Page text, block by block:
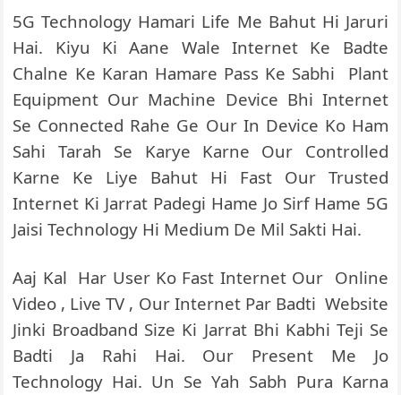
5G Technology Hamari Life Me Bahut Hi Jaruri
Hai. Kiyu Ki Aane Wale Internet Ke Badte
Chalne Ke Karan Hamare Pass Ke Sabhi Plant
Equipment Our Machine Device Bhi Internet
Se Connected Rahe Ge Our In Device Ko Ham
Sahi Tarah Se Karye Karne Our Controlled
Karne Ke Liye Bahut Hi Fast Our Trusted
Internet Ki Jarrat Padegi Hame Jo Sirf Hame 5G
Jaisi Technology Hi Medium De Mil Sakti Hai.
Aaj Kal Har User Ko Fast Internet Our Online
Video , Live TV , Our Internet Par Badti Website
Jinki Broadband Size Ki Jarrat Bhi Kabhi Teji Se
Badti Ja Rahi Hai. Our Present Me Jo
Technology Hai. Un Se Yah Sabh Pura Karna